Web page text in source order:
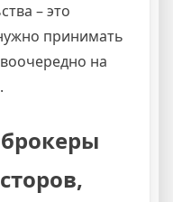
– это
принимать
на